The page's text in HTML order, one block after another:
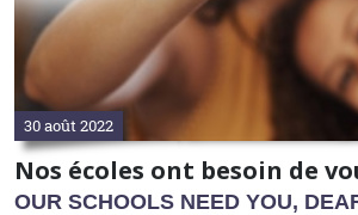
30 août 2022
Nos écoles ont besoin de
OUR SCHOOLS NEED YOU,